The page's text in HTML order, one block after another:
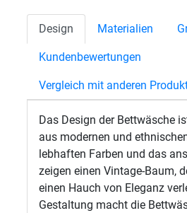
Design Materialien
Kundenbewertungen
Vergleich mit anderen
Das Design der Bettwäsche
aus modernen und
lebhaften Farben und das
zeigen einen Vintage-Baum,
einen Hauch von Eleganz
Gestaltung macht die